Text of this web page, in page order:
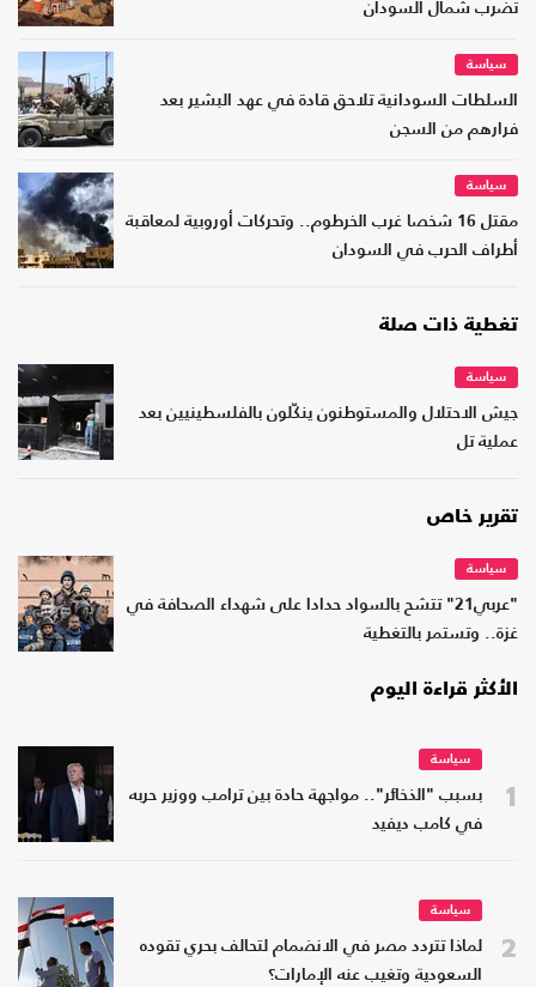
تضرب شمال السودان
سياسة
السلطات السودانية تلاحق قادة في عهد البشير بعد
فرارهم من السجن
سياسة
مقتل 16 شخصا غرب الخرطوم.. وتحركات أوروبية لمعاقبة
أطراف الحرب في السودان
تغطية ذات صلة
سياسة
جيش الاحتلال والمستوطنون ينكّلون بالفلسطينيين بعد
عملية تل
تقرير خاص
سياسة
"عربي21" تتشح بالسواد حدادا على شهداء الصحافة في
غزة.. وتستمر بالتغطية
الأكثر قراءة اليوم
1
سياسة
بسبب "الذخائر".. مواجهة حادة بين ترامب ووزير حربه
في كامب ديفيد
2
سياسة
لماذا تتردد مصر في الانضمام لتحالف بحري تقوده
السعودية وتغيب عنه الإمارات؟